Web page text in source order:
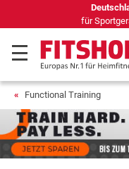
Seit 42
Functional Training